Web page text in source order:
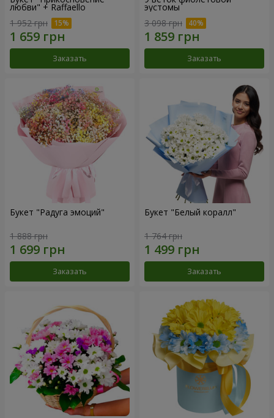
любви" + Raffaello
1 952 грн
Заказать
эустомы
3 098 грн
Заказать
Букет "Радуга эмоций"
1 888 грн
Заказать
Букет "Белый коралл"
1 764 грн
Заказать